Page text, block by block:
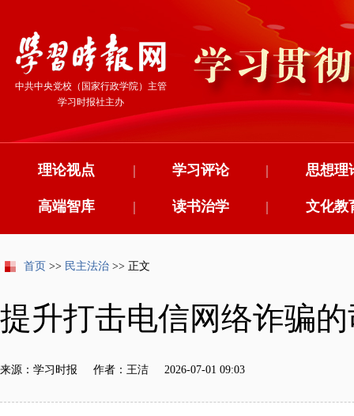
中共中央党校（国家行政学院）主管
学习时报社主办
理论视点 学习评论
| 思想理
|
高端智库 读书治学
| 文化教
|
首页 >> 民主法治 >> 正文
提升打击电信网络诈骗
来源：学习时报 作者：王洁 2026-07-01 09:03